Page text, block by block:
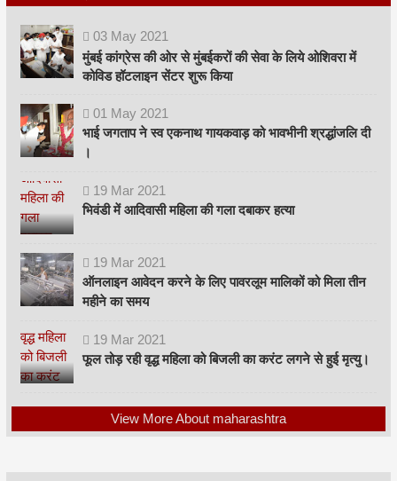
03 May 2021
मुंबई कांग्रेस की ओर से मुंबईकरों की सेवा के लिये ओशिवरा में
कोविड हॉटलाइन सेंटर शुरू किया
01 May 2021
भाई जगताप ने स्व एकनाथ गायकवाड़ को भावभीनी श्रद्धांजलि दी
।
19 Mar 2021
भिवंडी में आदिवासी महिला की गला दबाकर हत्या
19 Mar 2021
ऑनलाइन आवेदन करने के लिए पावरलूम मालिकों को मिला तीन
महीने का समय
19 Mar 2021
फूल तोड़ रही वृद्ध महिला को बिजली का करंट लगने से हुई मृत्यु।
View More About maharashtra